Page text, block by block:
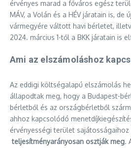
érvényes marad a főváros egész
MÁV, a Volán és a HÉV járatain is, de
vármegyére váltott havi bérletet,
2024. március 1-től a BKK járatain is
Ami az elszámoláshoz
Az eddigi költségalapú elszámolás
állapodtak meg, hogy a Budapest-
bérletből és az országbérletből
ahhoz kapcsolódó
érvényességi terület
teljesítményarányosan osztják meg.